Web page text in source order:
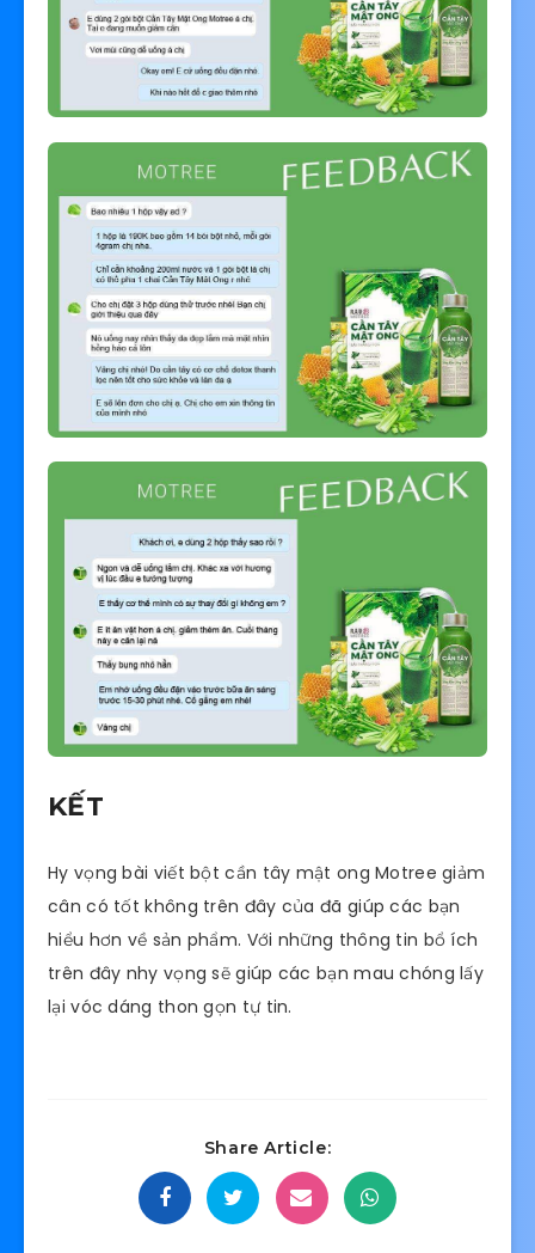
KẾT
Hy vọng bài viết bột cần tây mật ong Motree giảm
cân có tốt không trên đây của đã giúp các bạn
hiểu hơn về sản phẩm. Với những thông tin bổ ích
trên đây nhy vọng sẽ giúp các bạn mau chóng lấy
lại vóc dáng thon gọn tự tin.
Share Article: